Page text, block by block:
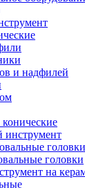
и надфилей
инструмент
головки
головки
на